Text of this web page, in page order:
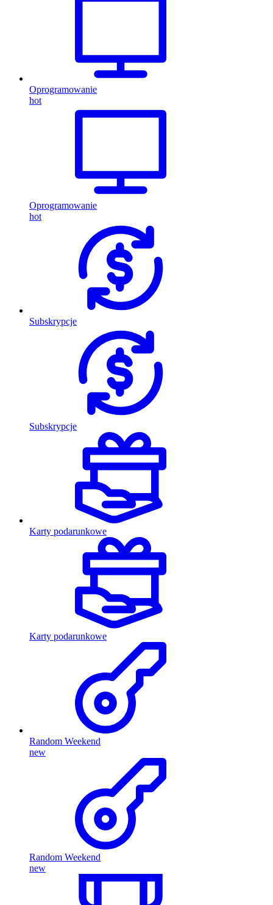
Oprogramowanie
hot
Oprogramowanie
hot
Subskrypcje
Subskrypcje
Karty podarunkowe
Karty podarunkowe
Random Weekend
new
Random Weekend
new